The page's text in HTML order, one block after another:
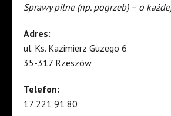
Sprawy pilne (np. pogrzeb) – o
Adres:
ul. Ks. Kazimierz Guzego 6
35-317 Rzeszów
Telefon:
17 221 91 80